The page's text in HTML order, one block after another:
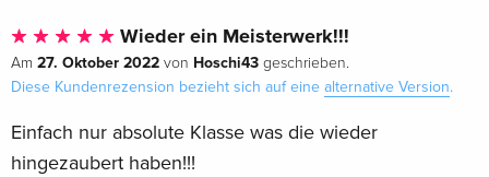
Wieder ein Meisterwerk!!!
Am 27. Oktober 2022 von Hoschi43 geschrieben.
Diese Kundenrezension bezieht sich auf eine alternative Version.
Einfach nur absolute Klasse was die wieder
hingezaubert haben!!!